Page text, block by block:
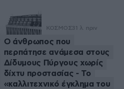
ΚΟΣΜΟΣ31 λ. πριν
Ο άνθρωπος που
περπάτησε ανάμεσα στους
Δίδυμους Πύργους χωρίς
δίχτυ προστασίας - Το
«καλλιτεχνικό έγκλημα του